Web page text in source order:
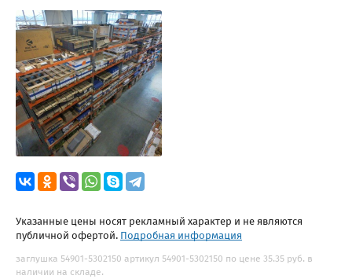
Указанные цены носят рекламный характер и не являются
публичной офертой. Подробная информация
заглушка 54901-5302150 артикул 54901-5302150 по цене 35.35 руб. в
наличии на складе.